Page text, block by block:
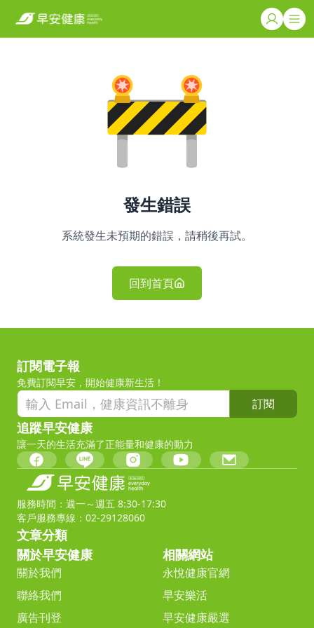
發生錯誤
系統發生未預期的錯誤，請稍後再試。
回到首頁
訂閱電子報
免費訂閱早安，開始健康新生活！
訂閱
追蹤早安健康
讓一天的生活充滿了正能量和健康的動力
服務時間：週一～週五 8:30-17:30
客戶服務專線：02-29128060
文章分類
關於早安健康
關於我們
聯絡我們
廣告刊登
相關網站
永悅健康官網
早安樂活
早安健康嚴選